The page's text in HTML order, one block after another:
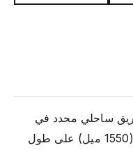
ساحلي محدد في
العالم، يمتد لمسافة 2500 كيلومتر (1550 ميل) على طول